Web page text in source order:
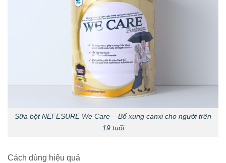
Sữa bột NEFESURE We Care – Bổ xung canxi cho người trên
19 tuổi
Cách dùng hiệu quả